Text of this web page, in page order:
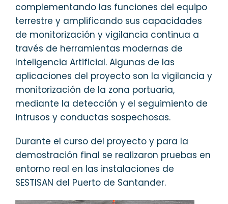
complementando las funciones del equipo
terrestre y amplificando sus capacidades
de monitorización y vigilancia continua a
través de herramientas modernas de
Inteligencia Artificial. Algunas de las
aplicaciones del proyecto son la vigilancia y
monitorización de la zona portuaria,
mediante la detección y el seguimiento de
intrusos y conductas sospechosas.
Durante el curso del proyecto y para la
demostración final se realizaron pruebas en
entorno real en las instalaciones de
SESTISAN del Puerto de Santander.